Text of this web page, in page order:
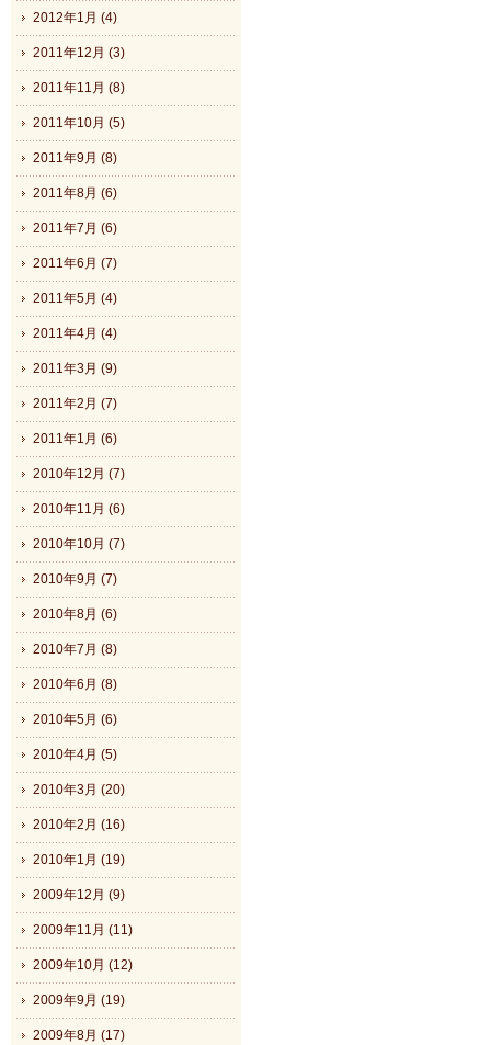
2012年1月 (4)
2011年12月 (3)
2011年11月 (8)
2011年10月 (5)
2011年9月 (8)
2011年8月 (6)
2011年7月 (6)
2011年6月 (7)
2011年5月 (4)
2011年4月 (4)
2011年3月 (9)
2011年2月 (7)
2011年1月 (6)
2010年12月 (7)
2010年11月 (6)
2010年10月 (7)
2010年9月 (7)
2010年8月 (6)
2010年7月 (8)
2010年6月 (8)
2010年5月 (6)
2010年4月 (5)
2010年3月 (20)
2010年2月 (16)
2010年1月 (19)
2009年12月 (9)
2009年11月 (11)
2009年10月 (12)
2009年9月 (19)
2009年8月 (17)